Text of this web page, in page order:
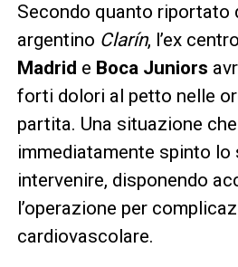
Secondo quanto riportato
argentino Clarín, l’ex
Madrid e Boca Juniors
forti dolori al petto nelle
partita. Una situazione
immediatamente spinto
intervenire, disponendo
l’operazione per
cardiovascolare.